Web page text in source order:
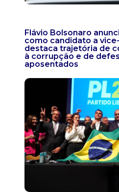
Flávio Bolsonaro
como candidato a
destaca trajetória de
à corrupção e de
aposentados